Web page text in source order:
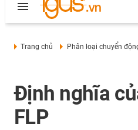
Trang chủ Phân loại chuyển
Định nghĩa
FLP